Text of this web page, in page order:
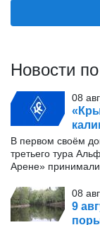
Новости
08
В первом своём
третьего тура
Арене» принимали
08
9